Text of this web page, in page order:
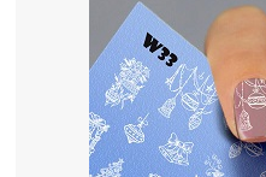
Макияж
Маникюр